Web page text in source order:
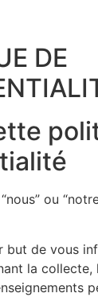
DE
ou
but de vous
la collecte,